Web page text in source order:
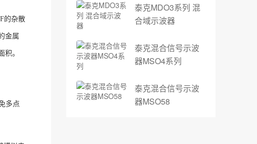
的杂散
金属
积。
多点
泰克MDO3系列 混
合域示波器
泰克混合信号示波
器MSO4系列
泰克混合信号示波
器MSO58